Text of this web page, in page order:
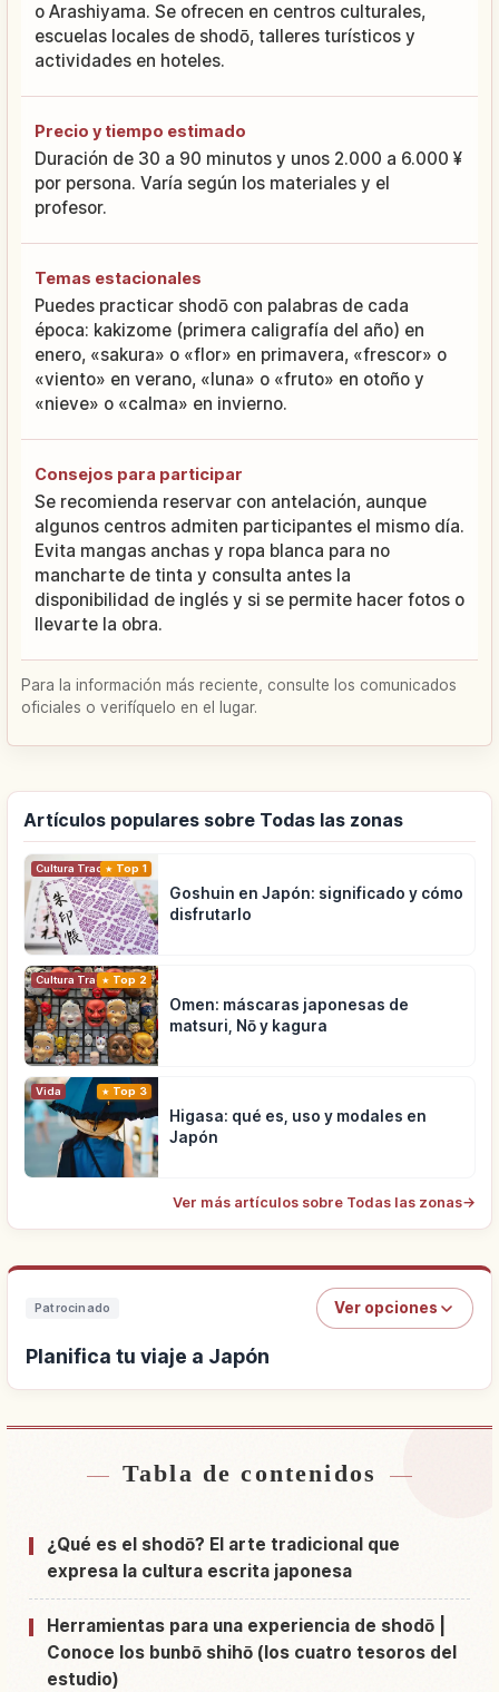
o Arashiyama. Se ofrecen en centros culturales,
escuelas locales de shodō, talleres turísticos y
actividades en hoteles.
Precio y tiempo estimado
Duración de 30 a 90 minutos y unos 2.000 a 6.000 ¥
por persona. Varía según los materiales y el
profesor.
Temas estacionales
Puedes practicar shodō con palabras de cada
época: kakizome (primera caligrafía del año) en
enero, «sakura» o «flor» en primavera, «frescor» o
«viento» en verano, «luna» o «fruto» en otoño y
«nieve» o «calma» en invierno.
Consejos para participar
Se recomienda reservar con antelación, aunque
algunos centros admiten participantes el mismo día.
Evita mangas anchas y ropa blanca para no
mancharte de tinta y consulta antes la
disponibilidad de inglés y si se permite hacer fotos o
llevarte la obra.
Para la información más reciente, consulte los comunicados
oficiales o verifíquelo en el lugar.
Artículos populares sobre Todas las zonas
Cultura Tradicional
Top 1
Goshuin en Japón: significado y cómo
disfrutarlo
Cultura Tradicional
Top 2
Omen: máscaras japonesas de
matsuri, Nō y kagura
Vida Top 3
Higasa: qué es, uso y modales en
Japón
Ver más artículos sobre Todas las zonas→
Patrocinado Ver opciones
Planifica tu viaje a Japón
Buscar alojamiento cerca de Japón ↗
Buscar experiencias en Japón ↗
Tabla de contenidos
¿Qué es el shodō? El arte tradicional que
expresa la cultura escrita japonesa
Herramientas para una experiencia de shodō |
Conoce los bunbō shihō (los cuatro tesoros del
estudio)